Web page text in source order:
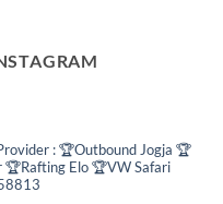
:🏆Outbound Jogja 🏆
🏆Rafting Elo🏆VW Safari